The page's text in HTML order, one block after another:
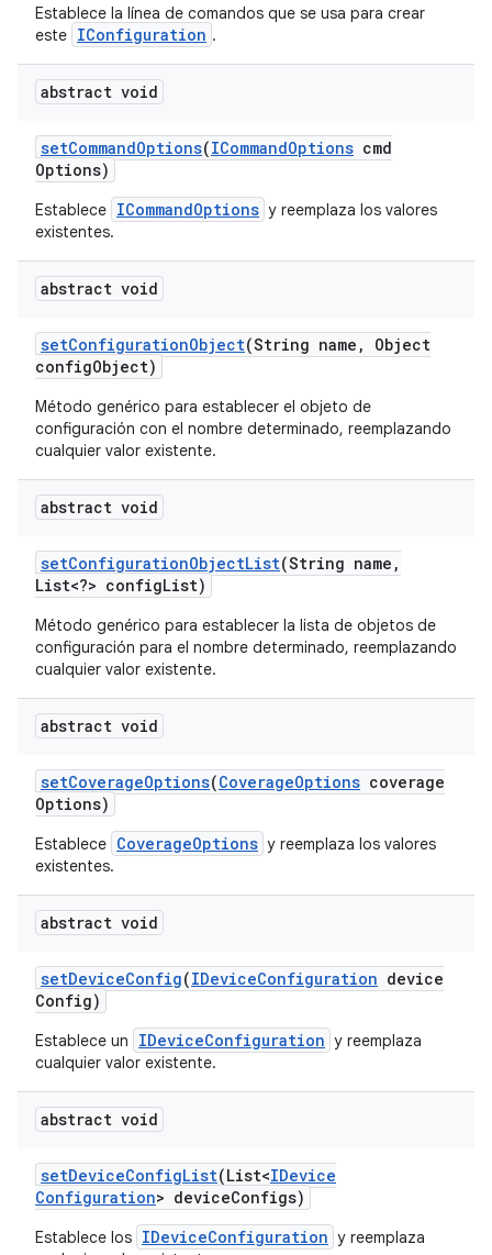
Establece la línea de comandos que se usa para crear
este IConfiguration .
abstract void
setCommandOptions(ICommandOptions cmd
Options)
Establece ICommandOptions y reemplaza los valores
existentes.
abstract void
setConfigurationObject(String name ,
Object
configObject)
Método genérico para establecer el objeto de
configuración con el nombre determinado, reemplazando
cualquier valor existente.
abstract void
setConfigurationObjectList(String name ,
List<?> configList)
Método genérico para establecer la lista de objetos de
configuración para el nombre determinado, reemplazando
cualquier valor existente.
abstract void
setCoverageOptions(CoverageOptions coverage
Options)
Establece CoverageOptions y reemplaza los valores
existentes.
abstract void
setDeviceConfig(IDeviceConfiguration device
Config)
Establece un IDeviceConfiguration y reemplaza
cualquier valor existente.
abstract void
setDeviceConfigList(List<IDevice
Configuration> deviceConfigs)
Establece los IDeviceConfiguration y reemplaza